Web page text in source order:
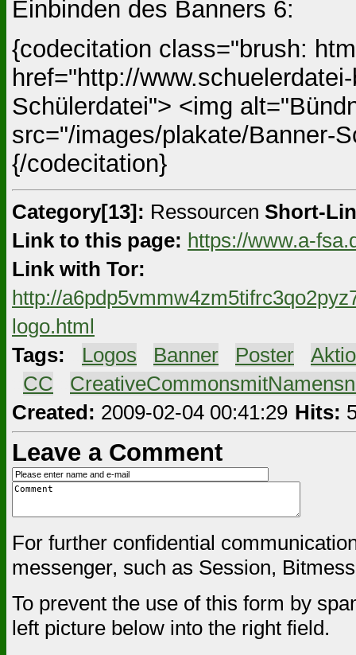
Einbinden des Banners 6:
{codecitation class="brush:
href="http://
Schülerdatei"> <img
src="/images/plakate/Banner-
{/codecitation}
Category[13]: Ressourcen Short-
Link to this page: https://www.a-
Link with Tor:
http://
logo.html
Tags:
Logos Banner Poster
CC
Created: 2009-02-04 00:41:29 Hits:
Leave a Comment
For further confidential
messenger, such as Session,
To prevent the use of this form by
left picture below into the right field.